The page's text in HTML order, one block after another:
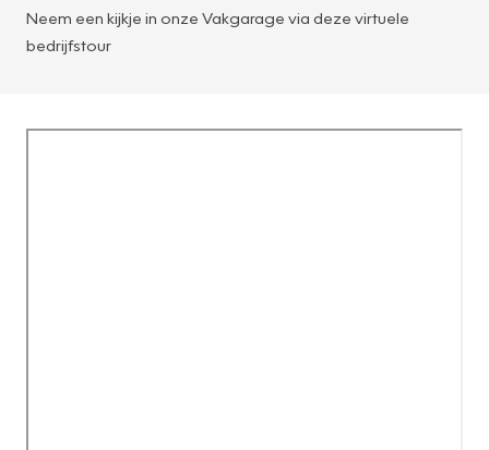
Neem een kijkje in onze Vakgarage via deze virtuele
bedrijfstour